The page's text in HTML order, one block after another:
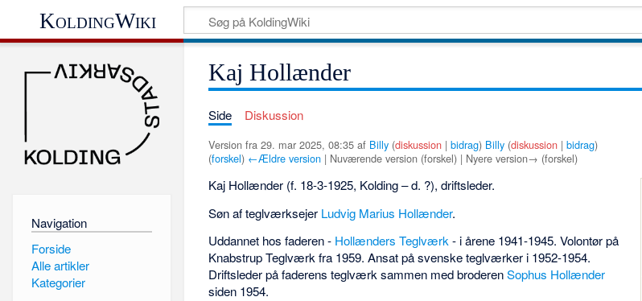
KoldingWiki
Kaj Hollænder
Side Diskussion
Version fra 29. mar 2025, 08:35 af Billy (diskussion |bidrag) Billy (diskussion |bidrag)
(forskel) ←Ældre version | Nuværende version (forskel) | Nyere version→ (forskel)
Kaj Hollænder (f. 18-3-1925, Kolding – d. ?), driftsleder.
Søn af teglværksejer Ludvig Marius Hollænder.
Uddannet hos faderen - Hollænders Teglværk- i årene 1941-1945. Volontør på
Knabstrup Teglværk fra 1959. Ansat på svenske teglværker i 1952-1954.
Driftsleder på faderens teglværk sammen med broderenSophus Hollænder
siden 1954.
Navigation
Forside
Alle artikler
Kategorier